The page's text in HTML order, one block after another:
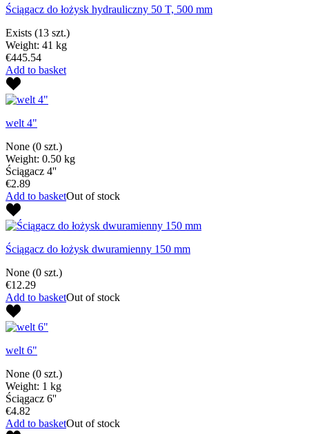
Ściągacz do łożysk hydrauliczny 50 T, 500 mm
Exists (13 szt.)
Weight: 41 kg
€445.54
Add to basket
welt 4"
None (0 szt.)
Weight: 0.50 kg
Ściągacz 4''
€2.89
Add to basketOut of stock
Ściągacz do łożysk dwuramienny 150 mm
None (0 szt.)
€12.29
Add to basketOut of stock
welt 6"
None (0 szt.)
Weight: 1 kg
Ściągacz 6''
€4.82
Add to basketOut of stock